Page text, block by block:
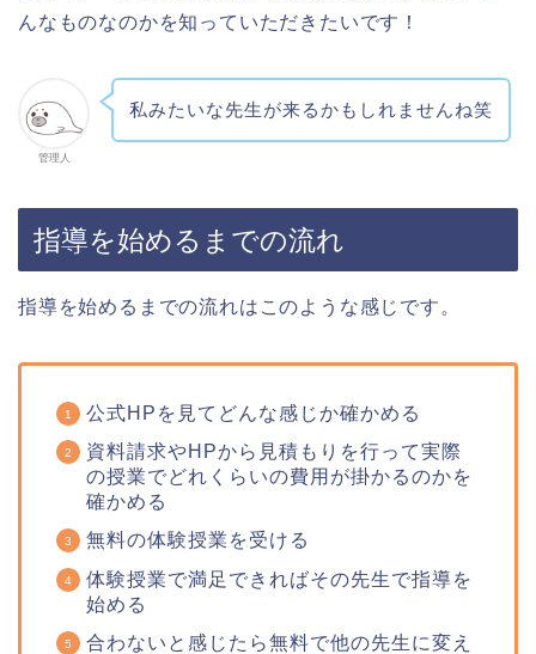
んなものなのかを知っていただきたいです！
管理人
私みたいな先生が来るかもしれませんね笑
指導を始めるまでの流れ
指導を始めるまでの流れはこのような感じです。
公式HPを見てどんな感じか確かめる
資料請求やHPから見積もりを行って実際
の授業でどれくらいの費用が掛かるのかを
確かめる
無料の体験授業を受ける
体験授業で満足できればその先生で指導を
始める
合わないと感じたら無料で他の先生に変え